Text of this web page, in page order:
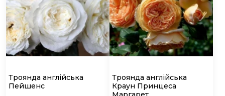
Троянда англійська
Пейшенс
Троянда англійська
Краун Принцеса